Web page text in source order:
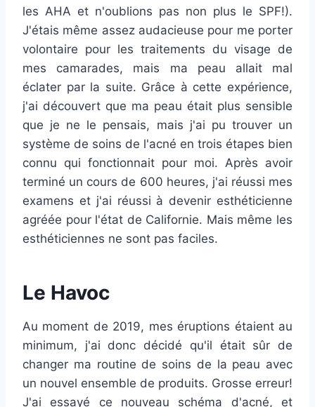
les AHA et n'oublions pas non plus le SPF!).
J'étais même assez audacieuse pour me porter
volontaire pour les traitements du visage de
mes camarades, mais ma peau allait mal
éclater par la suite. Grâce à cette expérience,
j'ai découvert que ma peau était plus sensible
que je ne le pensais, mais j'ai pu trouver un
système de soins de l'acné en trois étapes bien
connu qui fonctionnait pour moi. Après avoir
terminé un cours de 600 heures, j'ai réussi mes
examens et j'ai réussi à devenir esthéticienne
agréée pour l'état de Californie. Mais même les
esthéticiennes ne sont pas faciles.
Le Havoc
Au moment de 2019, mes éruptions étaient au
minimum, j'ai donc décidé qu'il était sûr de
changer ma routine de soins de la peau avec
un nouvel ensemble de produits. Grosse erreur!
J'ai essayé ce nouveau schéma d'acné, et